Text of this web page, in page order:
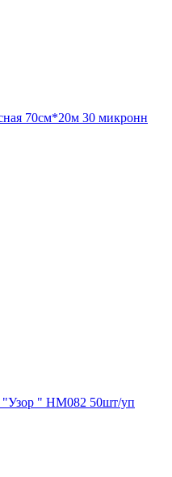
70см*20м 30 микронн
" HM082 50шт/уп